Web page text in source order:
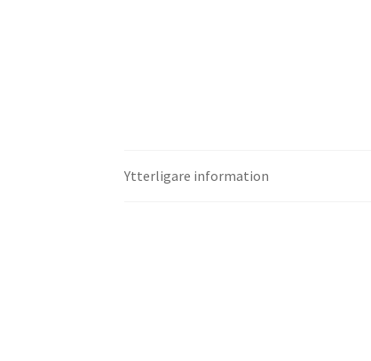
Ytterligare information